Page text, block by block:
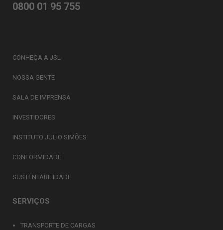
0800 01 95 755
CONHEÇA A JSL
NOSSA GENTE
SALA DE IMPRENSA
INVESTIDORES
INSTITUTO JULIO SIMÕES
CONFORMIDADE
SUSTENTABILIDADE
SERVIÇOS
TRANSPORTE DE CARGAS